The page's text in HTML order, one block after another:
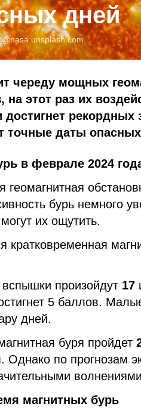
дней
@nasa unsplash.com
череду мощных
этот раз их
рекордных
точные даты
в феврале 2024
бурь немного
их ощутить.
кратковременная
произойдут 17
5 баллов.
дней.
буря пройдет
Однако по прогнозам
магнитных бурь